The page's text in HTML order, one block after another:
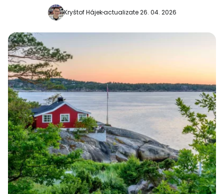
Kryštof Hájekactualizate 26. 04. 2026
Continuați cu Facebook
Continuați cu e-mailul